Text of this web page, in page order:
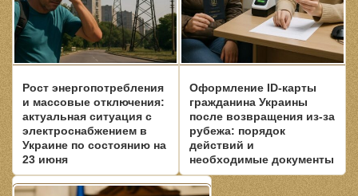
Рост энергопотребления
и массовые отключения:
актуальная ситуация с
электроснабжением в
Украине по состоянию на
23 июня
Оформление ID-карты
гражданина Украины
после возвращения из-за
рубежа: порядок
действий и
необходимые документы